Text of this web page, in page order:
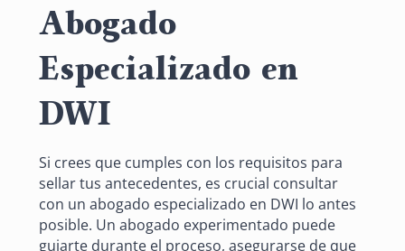
Abogado
Especializado en
DWI
Si crees que cumples con los requisitos para
sellar tus antecedentes, es crucial consultar
con un abogado especializado en DWI lo antes
posible. Un abogado experimentado puede
guiarte durante el proceso, asegurarse de que